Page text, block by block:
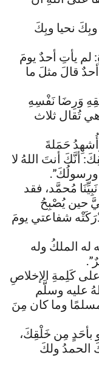
نحيا وبِكَ
لم يأتِ أحدٌ يومَ
أحدٌ قالَ مثلَ ما
وَرِضَا نَفْسِهِ
تُقال ثلاث
حَمَلةَ
أنَّكَ أنتَ اللهُ لا
ورسولُكَ”.
مُحمَّد، فقد
حين يُصْبِحُ
شفاعتي يومَ
له الملكُ وله
كَلِمةِ الإخلاصِ
عليه وسلَّم
مسلمًا وما كان مِنَ
بأحَدٍ مِن خَلْقِكَ،
الحمدُ ولكَ